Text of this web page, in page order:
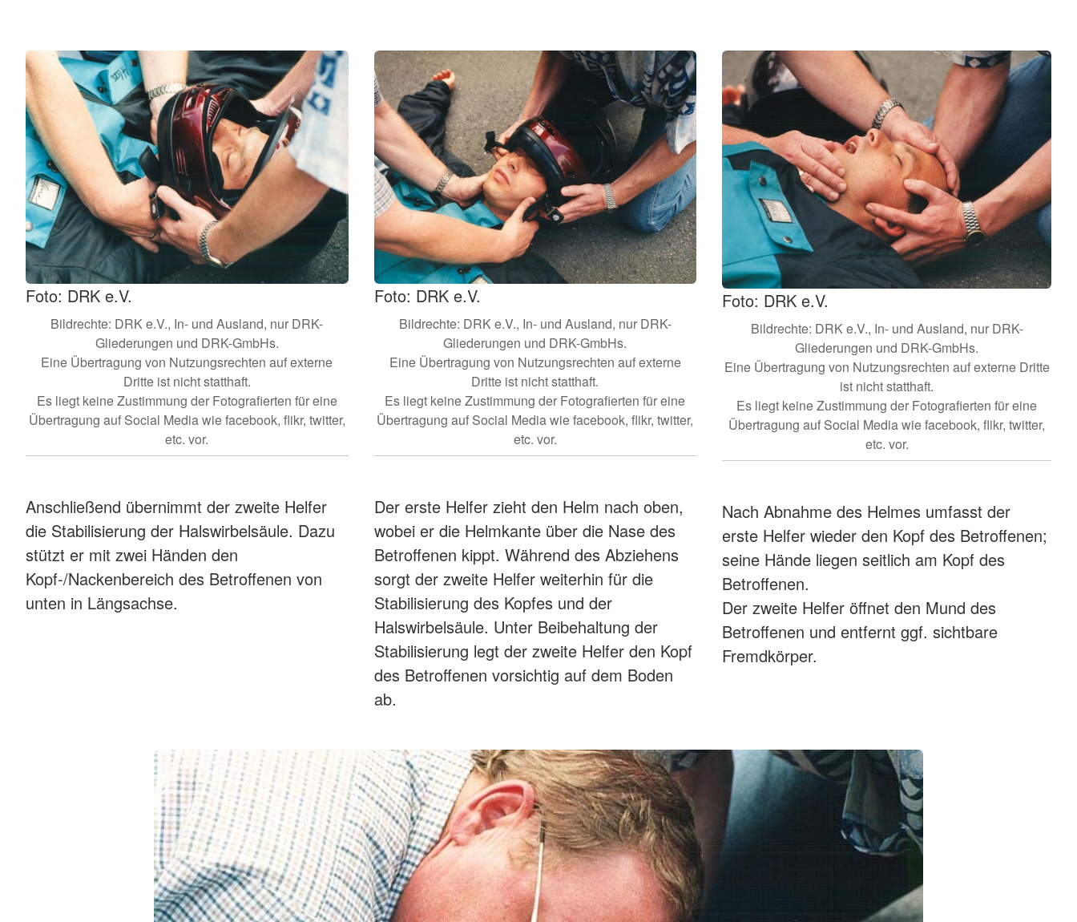
Foto: DRK e.V.
Bildrechte: DRK e.V., In- und Ausland, nur DRK-
Gliederungen und DRK-GmbHs.
Eine Übertragung von Nutzungsrechten auf externe
Dritte ist nicht statthaft.
Es liegt keine Zustimmung der Fotografierten für eine
Übertragung auf Social Media wie facebook, flikr, twitter,
etc. vor.
Anschließend übernimmt der zweite Helfer
die Stabilisierung der Halswirbelsäule. Dazu
stützt er mit zwei Händen den
Kopf-/Nackenbereich des Betroffenen von
unten in Längsachse.
Foto: DRK e.V.
Bildrechte: DRK e.V., In- und Ausland, nur DRK-
Gliederungen und DRK-GmbHs.
Eine Übertragung von Nutzungsrechten auf externe
Dritte ist nicht statthaft.
Es liegt keine Zustimmung der Fotografierten für eine
Übertragung auf Social Media wie facebook, flikr, twitter,
etc. vor.
Der erste Helfer zieht den Helm nach oben,
wobei er die Helmkante über die Nase des
Betroffenen kippt. Während des Abziehens
sorgt der zweite Helfer weiterhin für die
Stabilisierung des Kopfes und der
Halswirbelsäule. Unter Beibehaltung der
Stabilisierung legt der zweite Helfer den Kopf
des Betroffenen vorsichtig auf dem Boden
ab.
Foto: DRK e.V.
Bildrechte: DRK e.V., In- und Ausland, nur DRK-
Gliederungen und DRK-GmbHs.
Eine Übertragung von Nutzungsrechten auf externe Dritte
ist nicht statthaft.
Es liegt keine Zustimmung der Fotografierten für eine
Übertragung auf Social Media wie facebook, flikr, twitter,
etc. vor.
Nach Abnahme des Helmes umfasst der
erste Helfer wieder den Kopf des Betroffenen;
seine Hände liegen seitlich am Kopf des
Betroffenen.
Der zweite Helfer öffnet den Mund des
Betroffenen und entfernt ggf. sichtbare
Fremdkörper.